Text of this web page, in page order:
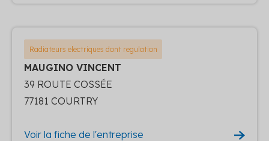
Radiateurs electriques dont regulation
MAUGINO VINCENT
39 ROUTE COSSÉE
77181 COURTRY
Voir la fiche de l'entreprise